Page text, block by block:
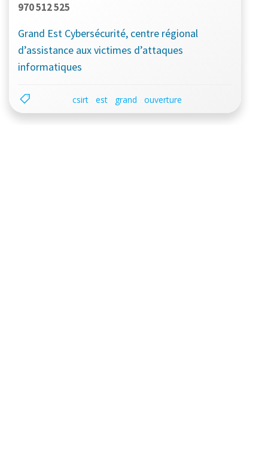
970 512 525
Grand Est Cybersécurité, centre régional
d’assistance aux victimes d’attaques
informatiques
csirt est grand ouverture